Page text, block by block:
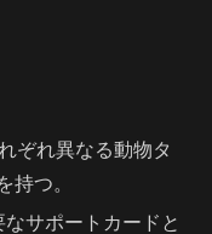
ぞれ異なる動物タ
持つ。
サポートカードと